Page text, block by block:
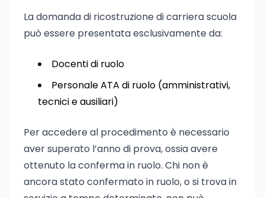
La domanda di ricostruzione di carriera scuola
può essere presentata esclusivamente da:
Docenti di ruolo
Personale ATA di ruolo (amministrativi,
tecnici e ausiliari)
Per accedere al procedimento è necessario
aver superato l’anno di prova, ossia avere
ottenuto la conferma in ruolo. Chi non è
ancora stato confermato in ruolo, o si trova in